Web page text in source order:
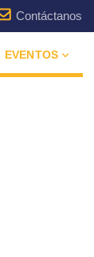
Contáctanos
EVENTOS